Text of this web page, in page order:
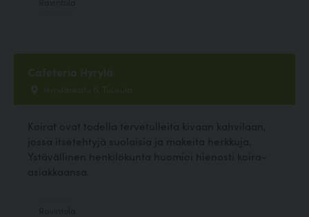
Cafetería Hyrylä
Hyrylänkatu 6, Tuusula
Koirat ovat todella tervetulleita kivaan kahvilaan,
jossa itsetehtyjä suolaisia ja makeita herkkuja.
Ystävällinen henkilökunta huomioi hienosti koira-
asiakkaansa.